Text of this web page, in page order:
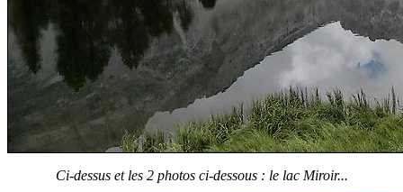
Ci-dessus et les 2 photos ci-dessous : le lac Miroir...